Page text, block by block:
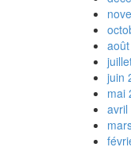
juin
mai
avril